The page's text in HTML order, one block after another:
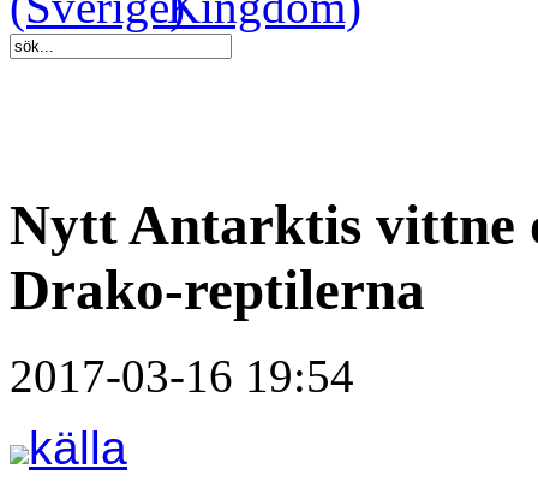
Nytt Antarktis vittne
Drako-reptilerna
2017-03-16 19:54
källa